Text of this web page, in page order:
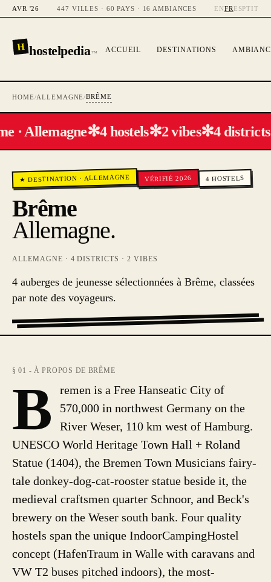
AVR '26 447 VILLES · 60 PAYS · 16 AMBIANCES ENFR ESPTIT
H hostelpedia™ ACCUEIL DESTINATIONS
HOME/ALLEMAGNE/BRÊME
· Allemagne✻4 hostels✻2 vibes✻4 districts
★ DESTINATION · ALLEMAGNE VÉRIFIÉ 2026 4 HOSTELS
Brême
Allemagne.
ALLEMAGNE · 4 DISTRICTS · 2 VIBES
4 auberges de jeunesse sélectionnées à Brême, classées
par note des voyageurs.
§ 01 - À PROPOS DE BRÊME
B
remen is a Free Hanseatic City of
570,000 in northwest Germany on the
River Weser, 110 km west of Hamburg.
UNESCO World Heritage Town Hall + Roland
Statue (1404), the Bremen Town Musicians fairy-
tale donkey-dog-cat-rooster statue beside it, the
medieval craftsmen quarter Schnoor, and Beck's
brewery on the Weser south bank. Four quality
hostels span the unique IndoorCampingHostel
concept (HafenTraum in Walle with caravans and
VW T2 buses pitched indoors), the most-